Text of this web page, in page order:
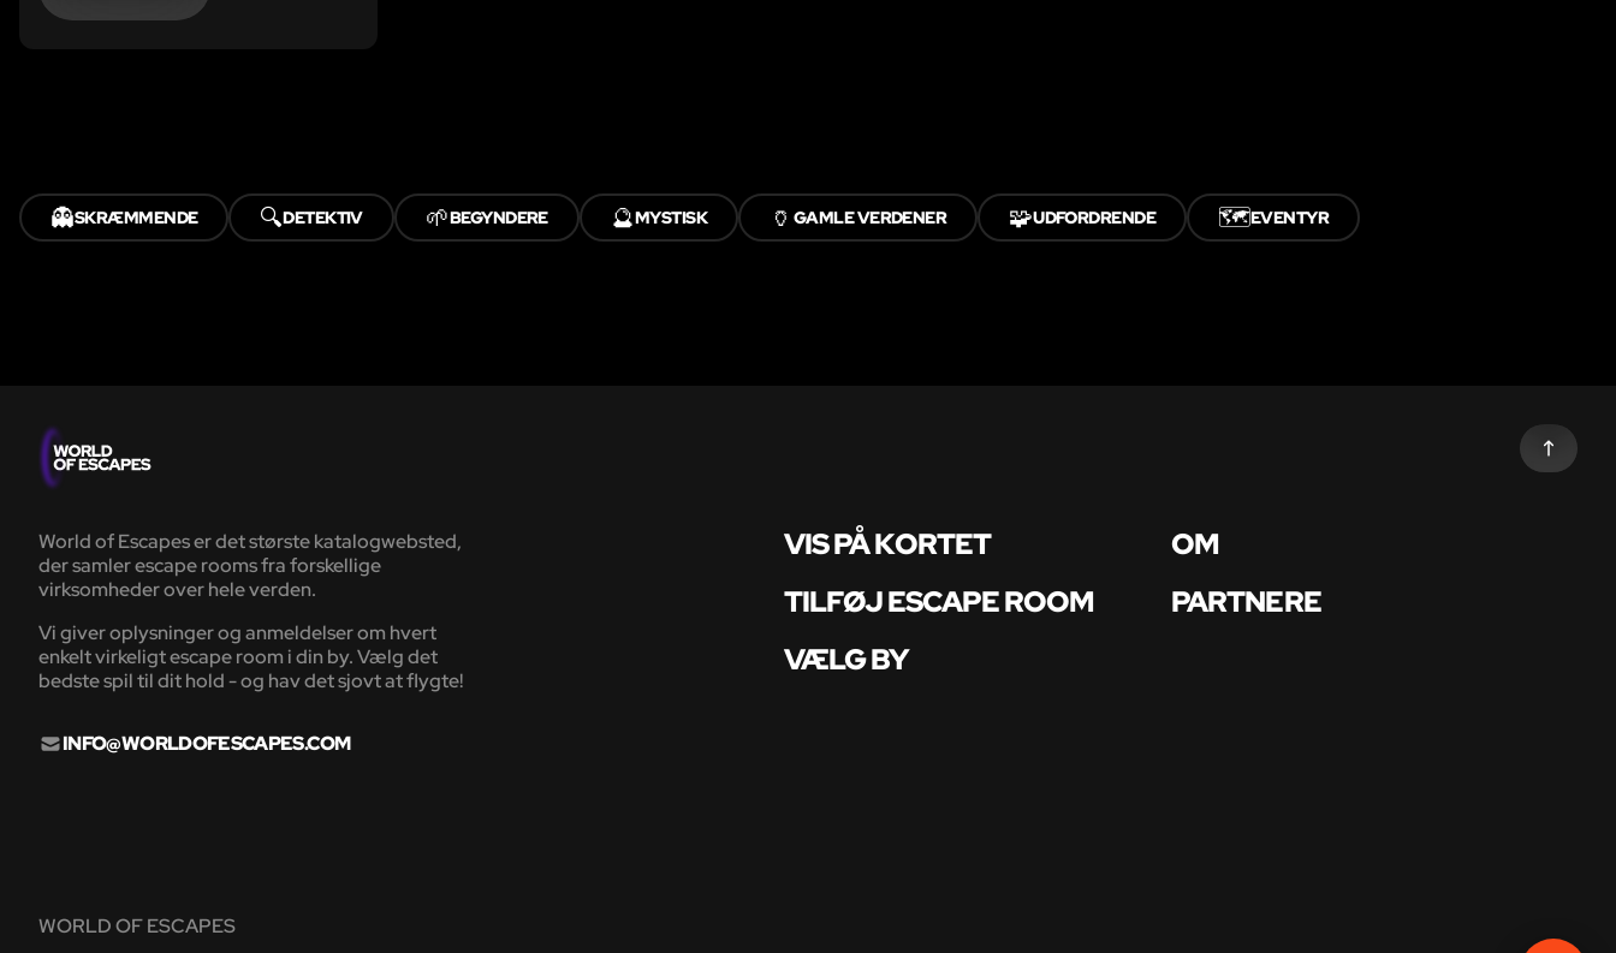
👻SKRÆMMENDE 🔍DETEKTIV 🌱BEGYNDERE 🔮MYSTISK 🏺 GAMLE VERDENER 🧩UDFORDRENDE 🗺️EVENTYR
World of Escapes er det største katalogwebsted,
der samler escape rooms fra forskellige
virksomheder over hele verden.
Vi giver oplysninger og anmeldelser om hvert
enkelt virkeligt escape room i din by. Vælg det
bedste spil til dit hold - og hav det sjovt at flygte!
INFO@WORLDOFESCAPES.COM
VIS PÅ KORTET
OM
TILFØJ ESCAPE ROOM
PARTNERE
VÆLG BY
WORLD OF ESCAPES